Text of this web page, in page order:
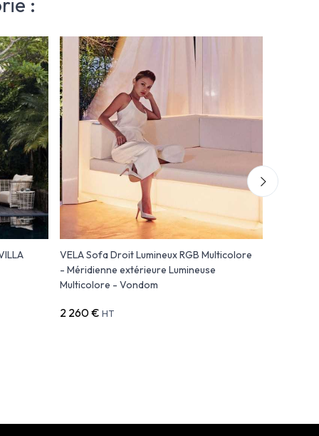
VELA Sofa Droit Lumineux RGB Multicolore
- Méridienne extérieure Lumineuse
Multicolore - Vondom
2 260 € HT